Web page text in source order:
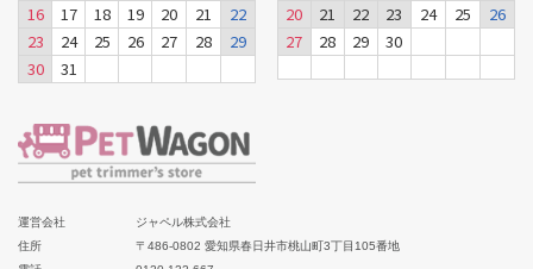
16
17 18 19 20 21
22
23
24 25 26 27 28
29
30
31
20
21 22 23 24 25
26
27
28 29 30
運営会社
ジャペル株式会社
住所
〒486-0802 愛知県春日井市桃山町3丁目105番地